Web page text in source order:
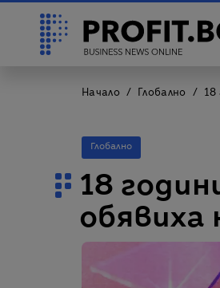
Начало Глобално 18
Глобално
18
обявиха